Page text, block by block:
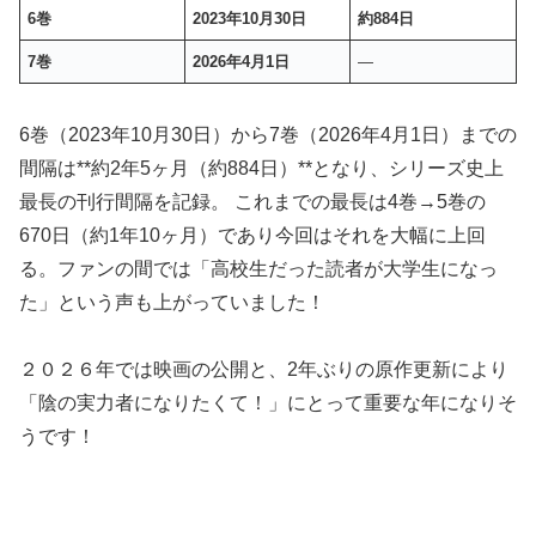
6巻 2023年10月30日 約884日
7巻 2026年4月1日 ―
6巻（2023年10月30日）から7巻（2026年4月1日）までの
間隔は**約2年5ヶ月（約884日）**となり、シリーズ史上
最長の刊行間隔を記録。 これまでの最長は4巻→5巻の
670日（約1年10ヶ月）であり今回はそれを大幅に上回
る。ファンの間では「高校生だった読者が大学生になっ
た」という声も上がっていました！
２０２６年では映画の公開と、2年ぶりの原作更新により
「陰の実力者になりたくて！」にとって重要な年になりそ
うです！